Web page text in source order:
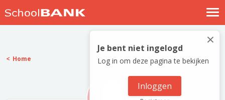
Nostalgische verhalen
Log in
Meld je gratis aan
×
Je bent niet ingelogd
Log in om deze pagina te bekijken
Inloggen
Home